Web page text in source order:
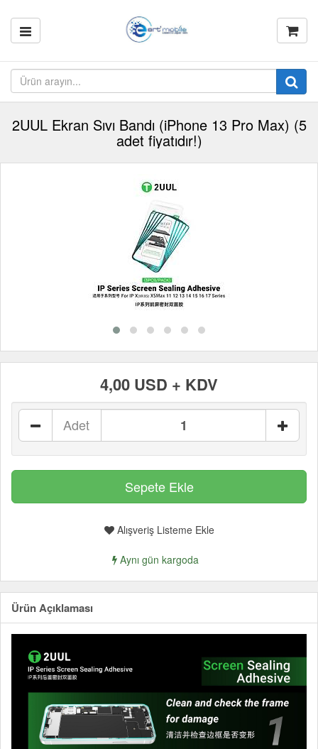
2UUL Ekran Sıvı Bandı (iPhone 13 Pro Max) (5
adet fiyatıdır!)
4,00 USD + KDV
Adet
Alışveriş Listeme Ekle
Aynı gün kargoda
Ürün Açıklaması